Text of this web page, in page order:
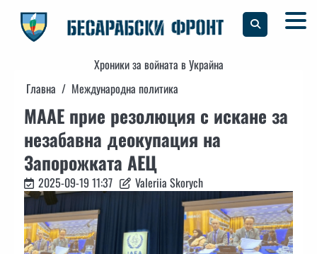
content
Хроники за войната в Украйна
Главна
Международна политика
МААЕ прие резолюция с искане за
незабавна деокупация на
Запорожката АЕЦ
2025-09-19 11:37 Valeriia Skorych